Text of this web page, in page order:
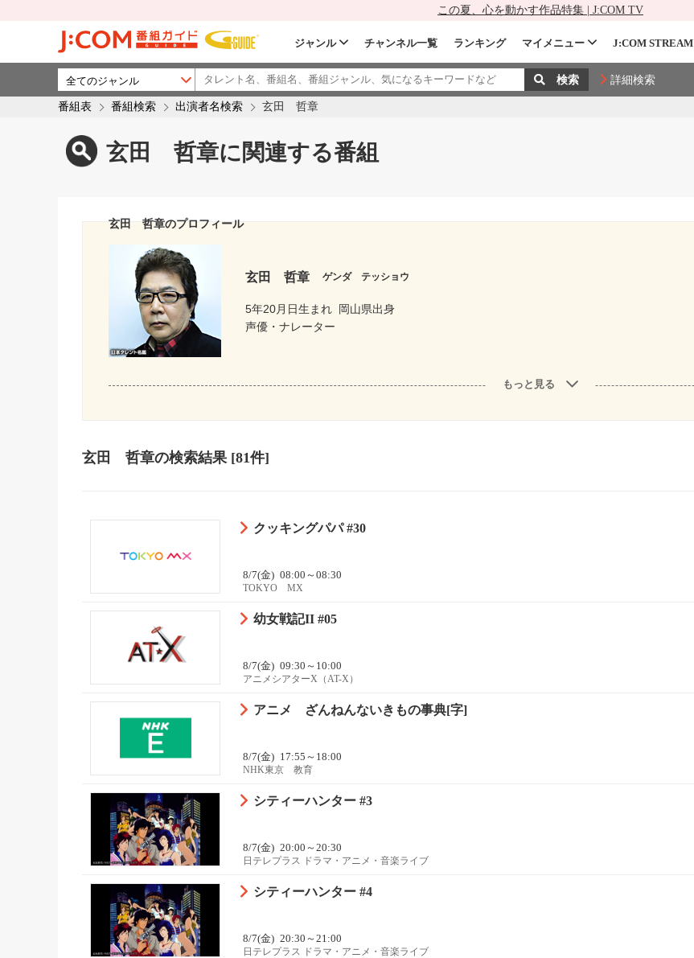
この夏、心を動かす作品特集 | J:COM TV
ジャンル チャンネル一覧 ランキング マイメニュー J:COM STREAM
詳細検索
番組表 番組検索 出演者名検索 玄田 哲章
玄田 哲章に関連する番組
玄田 哲章のプロフィール
玄田 哲章 ゲンダ テッショウ
5年20月日生まれ
岡山県出身
声優・ナレーター
もっと見る
玄田 哲章の検索結果 [81件]
クッキングパパ #30
8/7(金) 08:00～08:30
TOKYO MX
幼女戦記II #05
8/7(金) 09:30～10:00
アニメシアターX（AT-X）
アニメ ざんねんないきもの事典[字]
8/7(金) 17:55～18:00
NHK東京 教育
シティーハンター #3
8/7(金) 20:00～20:30
日テレプラス ドラマ・アニメ・音楽ライブ
シティーハンター #4
8/7(金) 20:30～21:00
日テレプラス ドラマ・アニメ・音楽ライブ